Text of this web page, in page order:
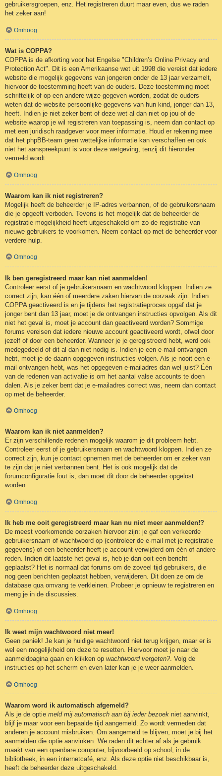
gebruikersgroepen, enz. Het registreren duurt maar even, dus we raden
het zeker aan!
Omhoog
Wat is COPPA?
COPPA is de afkorting voor het Engelse "Children’s Online Privacy and
Protection Act". Dit is een Amerikaanse wet uit 1998 die vereist dat iedere
website die mogelijk gegevens van jongeren onder de 13 jaar verzamelt,
hiervoor de toestemming heeft van de ouders. Deze toestemming moet
schriftelijk of op een andere wijze gegeven worden, zodat de ouders
weten dat de website persoonlijke gegevens van hun kind, jonger dan 13,
heeft. Indien je niet zeker bent of deze wet al dan niet op jou of de
website waarop je wil registreren van toepassing is, neem dan contact op
met een juridisch raadgever voor meer informatie. Houd er rekening mee
dat het phpBB-team geen wettelijke informatie kan verschaffen en ook
niet het aanspreekpunt is voor deze wetgeving, tenzij dit hieronder
vermeld wordt.
Omhoog
Waarom kan ik niet registreren?
Mogelijk heeft de beheerder je IP-adres verbannen, of de gebruikersnaam
die je opgeeft verboden. Tevens is het mogelijk dat de beheerder de
registratie mogelijkheid heeft uitgeschakeld om zo de registratie van
nieuwe gebruikers te voorkomen. Neem contact op met de beheerder voor
verdere hulp.
Omhoog
Ik ben geregistreerd maar kan niet aanmelden!
Controleer eerst of je gebruikersnaam en wachtwoord kloppen. Indien ze
correct zijn, kan één of meerdere zaken hiervan de oorzaak zijn. Indien
COPPA geactiveerd is en je tijdens het registratieproces opgaf dat je
jonger bent dan 13 jaar, moet je de ontvangen instructies opvolgen. Als dit
niet het geval is, moet je account dan geactiveerd worden? Sommige
forums vereisen dat iedere nieuwe account geactiveerd wordt, ofwel door
jezelf of door een beheerder. Wanneer je je geregistreerd hebt, werd ook
medegedeeld of dit al dan niet nodig is. Indien je een e-mail ontvangen
hebt, moet je de daarin opgegeven instructies volgen. Als je nooit een e-
mail ontvangen hebt, was het opgegeven e-mailadres dan wel juist? Één
van de redenen van activatie is om het aantal valse accounts te doen
dalen. Als je zeker bent dat je e-mailadres correct was, neem dan contact
op met de beheerder.
Omhoog
Waarom kan ik niet aanmelden?
Er zijn verschillende redenen mogelijk waarom je dit probleem hebt.
Controleer eerst of je gebruikersnaam en wachtwoord kloppen. Indien ze
correct zijn, kun je contact opnemen met de beheerder om er zeker van
te zijn dat je niet verbannen bent. Het is ook mogelijk dat de
forumconfiguratie fout is, dan moet dit door de beheerder opgelost
worden.
Omhoog
Ik heb me ooit geregistreerd maar kan nu niet meer aanmelden!?
De meest voorkomende oorzaken hiervoor zijn: je gaf een verkeerde
gebruikersnaam of wachtwoord op (controleer de e-mail met je registratie
gegevens) of een beheerder heeft je account verwijderd om één of andere
reden. Indien dit laatste het geval is, heb je dan ooit een bericht
geplaatst? Het is normaal dat forums om de zoveel tijd gebruikers, die
nog geen berichten geplaatst hebben, verwijderen. Dit doen ze om de
database qua omvang te verkleinen. Probeer je opnieuw te registreren en
meng je in de discussies.
Omhoog
Ik weet mijn wachtwoord niet meer!
Geen paniek! Je kan je huidige wachtwoord niet terug krijgen, maar er is
wel een mogelijkheid om deze te resetten. Hiervoor moet je naar de
aanmeldpagina gaan en klikken op wachtwoord vergeten?. Volg de
instructies op het scherm en even later kan je je weer aanmelden.
Omhoog
Waarom word ik automatisch afgemeld?
Als je de optie meld mij automatisch aan bij ieder bezoek niet aanvinkt,
blijf je maar voor een bepaalde tijd aangemeld. Zo wordt vermeden dat
anderen je account misbruiken. Om aangemeld te blijven, moet je bij het
aanmelden die optie aanvinken. We raden dit echter af als je gebruik
maakt van een openbare computer, bijvoorbeeld op school, in de
bibliotheek, in een internetcafé, enz. Als deze optie niet beschikbaar is,
heeft de beheerder deze uitgeschakeld.